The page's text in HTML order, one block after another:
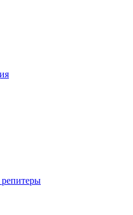
репитеры